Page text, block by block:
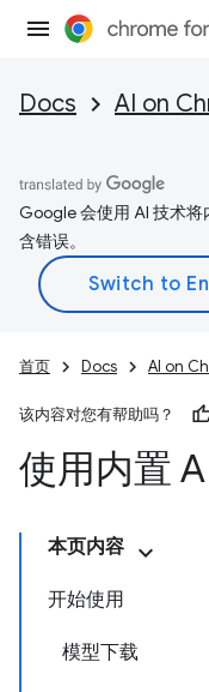
Docs AI on
Google 会使用 AI 技术
含错误。
首页 Docs AI on
该内容对您有帮助吗？
使用内置
本页内容
开始使用
模型下载